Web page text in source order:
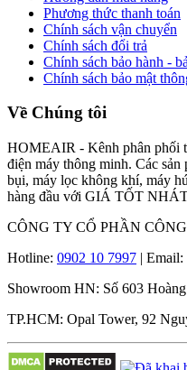
Phương thức thanh toán
Chính sách vận chuyển
Chính sách đổi trả
Chính sách bảo hành -
Chính sách bảo mật
Về Chúng tôi
HOMEAIR - Kênh phân phối
điện máy thông minh. Các
bụi, máy lọc không khí, máy
hàng đầu với GIÁ TỐT
CÔNG TY CỔ PHẦN
Hotline: 0902 10 7997 |
Showroom HN: Số 603
TP.HCM: Opal Tower, 92